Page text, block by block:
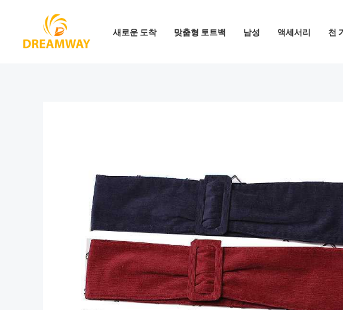
새로운 도착 맞춤형 토트백 남성 액세서리 천